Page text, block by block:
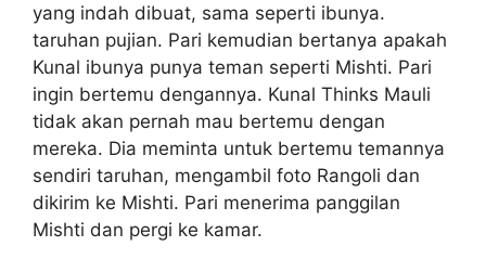
yang indah dibuat, sama seperti ibunya.
taruhan pujian. Pari kemudian bertanya apakah
Kunal ibunya punya teman seperti Mishti. Pari
ingin bertemu dengannya. Kunal Thinks Mauli
tidak akan pernah mau bertemu dengan
mereka. Dia meminta untuk bertemu temannya
sendiri taruhan, mengambil foto Rangoli dan
dikirim ke Mishti. Pari menerima panggilan
Mishti dan pergi ke kamar.